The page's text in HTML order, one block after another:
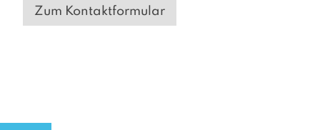
Zum Kontaktformular